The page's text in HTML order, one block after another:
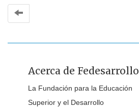
Acerca de Fedesarrollo
La Fundación para la Educación
Superior y el Desarrollo